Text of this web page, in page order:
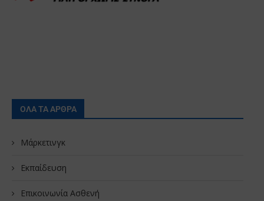
ΟΛΑ ΤΑ ΑΡΘΡΑ
Μάρκετινγκ
Εκπαίδευση
Επικοινωνία Ασθενή